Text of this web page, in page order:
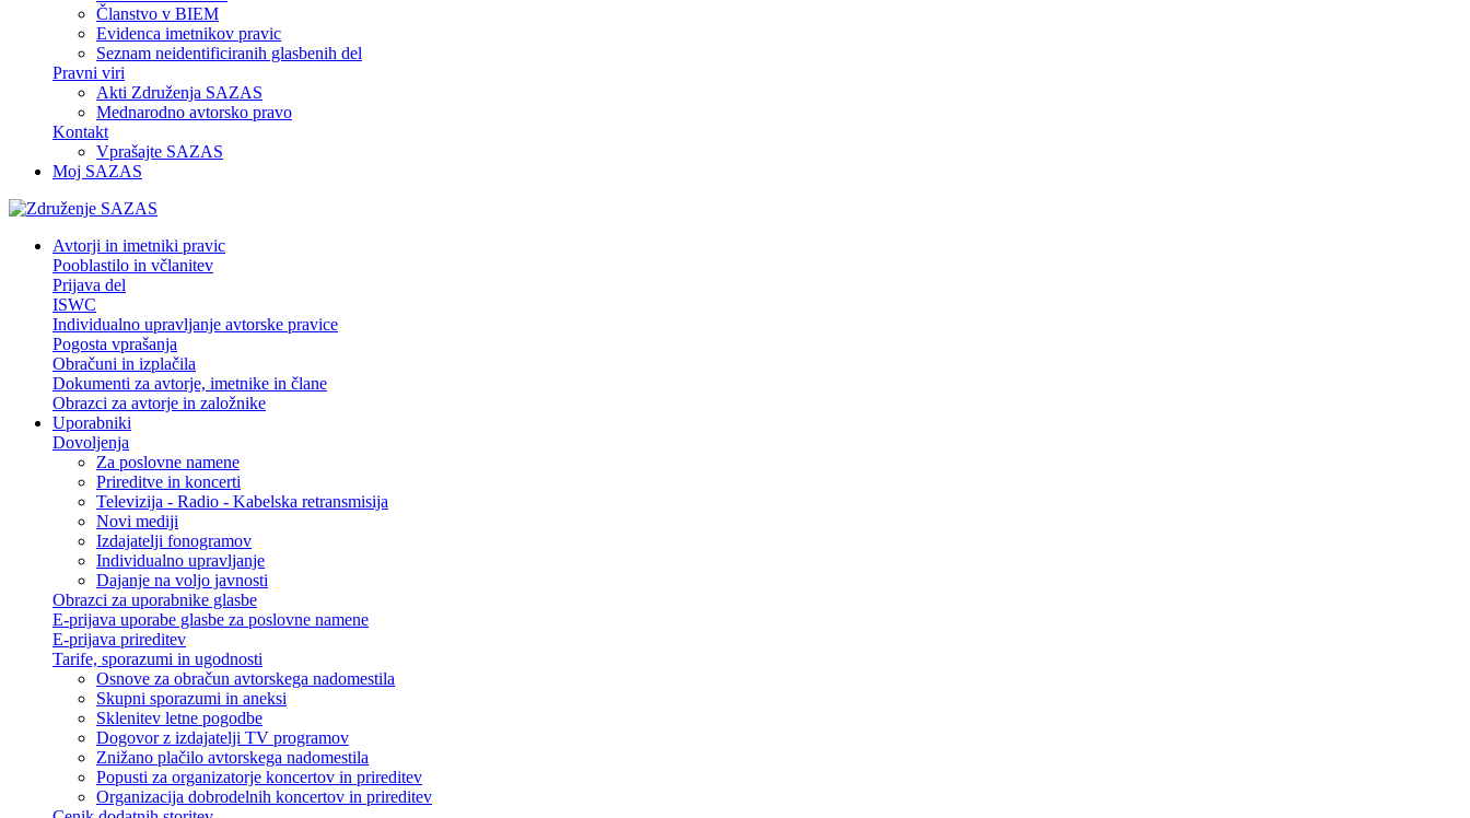
Članstvo v BIEM
Evidenca imetnikov pravic
Seznam neidentificiranih glasbenih del
Pravni viri
Akti Združenja SAZAS
Mednarodno avtorsko pravo
Kontakt
Vprašajte SAZAS
Moj SAZAS
Avtorji in imetniki pravic
Pooblastilo in včlanitev
Prijava del
ISWC
Individualno upravljanje avtorske pravice
Pogosta vprašanja
Obračuni in izplačila
Dokumenti za avtorje, imetnike in člane
Obrazci za avtorje in založnike
Uporabniki
Dovoljenja
Za poslovne namene
Prireditve in koncerti
Televizija - Radio - Kabelska retransmisija
Novi mediji
Izdajatelji fonogramov
Individualno upravljanje
Dajanje na voljo javnosti
Obrazci za uporabnike glasbe
E-prijava uporabe glasbe za poslovne namene
E-prijava prireditev
Tarife, sporazumi in ugodnosti
Osnove za obračun avtorskega nadomestila
Skupni sporazumi in aneksi
Sklenitev letne pogodbe
Dogovor z izdajatelji TV programov
Znižano plačilo avtorskega nadomestila
Popusti za organizatorje koncertov in prireditev
Organizacija dobrodelnih koncertov in prireditev